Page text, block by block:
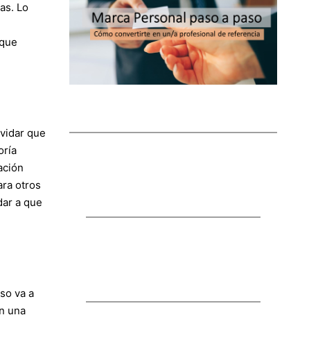
Lo
que
otros
a que
va a
una